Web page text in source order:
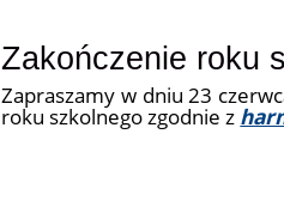
Aktualności
Zakończenie roku
Zapraszamy w dniu 23
roku szkolnego zgodnie z